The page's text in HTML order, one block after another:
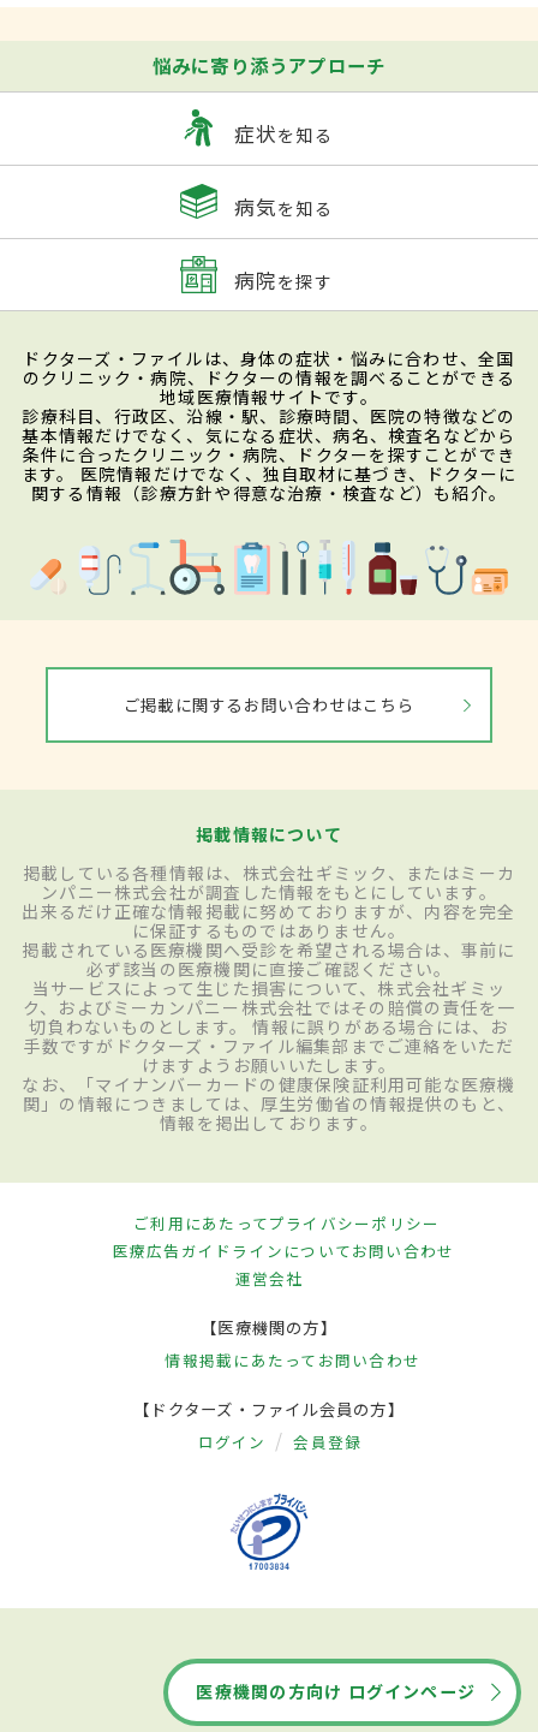
悩みに寄り添うアプローチ
症状を知る
病気を知る
病院を探す
ドクターズ・ファイルは、身体の症状・悩みに合わせ、全国
のクリニック・病院、ドクターの情報を調べることができる
地域医療情報サイトです。
診療科目、行政区、沿線・駅、診療時間、医院の特徴などの
基本情報だけでなく、気になる症状、病名、検査名などから
条件に合ったクリニック・病院、ドクターを探すことができ
ます。 医院情報だけでなく、独自取材に基づき、ドクターに
関する情報（診療方針や得意な治療・検査など）も紹介。
ご掲載に関するお問い合わせはこちら
掲載情報について
掲載している各種情報は、株式会社ギミック、またはミーカ
ンパニー株式会社が調査した情報をもとにしています。
出来るだけ正確な情報掲載に努めておりますが、内容を完全
に保証するものではありません。
掲載されている医療機関へ受診を希望される場合は、事前に
必ず該当の医療機関に直接ご確認ください。
当サービスによって生じた損害について、株式会社ギミッ
ク、およびミーカンパニー株式会社ではその賠償の責任を一
切負わないものとします。 情報に誤りがある場合には、お
手数ですがドクターズ・ファイル編集部までご連絡をいただ
けますようお願いいたします。
なお、「マイナンバーカードの健康保険証利用可能な医療機
関」の情報につきましては、厚生労働省の情報提供のもと、
情報を掲出しております。
ご利用にあたってプライバシーポリシー
医療広告ガイドラインについてお問い合わせ
運営会社
【医療機関の方】
情報掲載にあたって お問い合わせ
【ドクターズ・ファイル会員の方】
ログイン 会員登録
医療機関の方向け ログインページ